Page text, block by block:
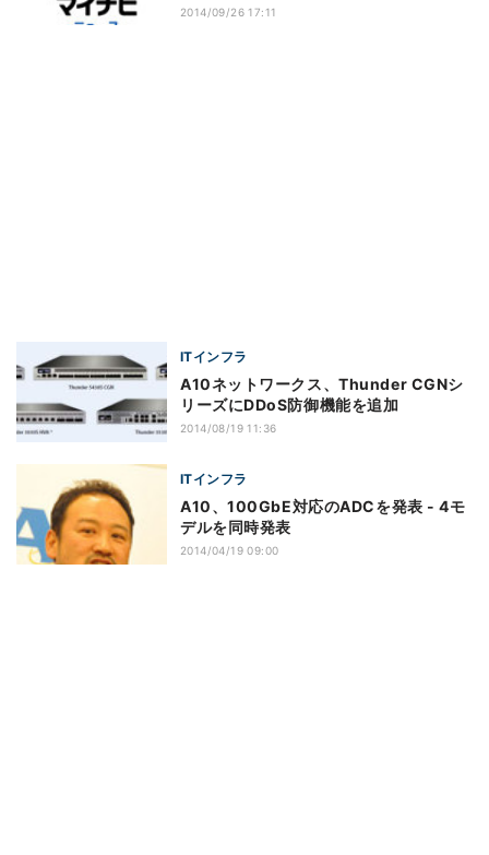
2014/09/26 17:11
ITインフラ
A10ネットワークス、Thunder CGNシ
リーズにDDoS防御機能を追加
2014/08/19 11:36
ITインフラ
A10、100GbE対応のADCを発表 - 4モ
デルを同時発表
2014/04/19 09:00